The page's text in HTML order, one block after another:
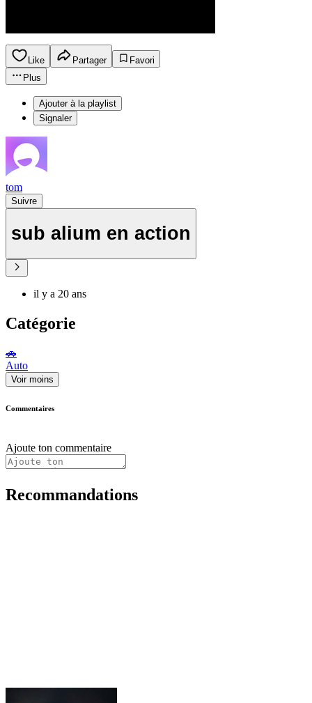
Like Partager
Favori
Plus
Ajouter à la playlist
Signaler
tom
Suivre
sub alium en action
il y a 20 ans
Catégorie
🚗
Auto
Voir moins
Commentaires
Ajoute ton commentaire
Recommandations